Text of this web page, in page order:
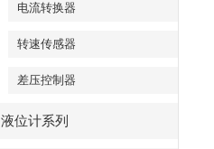
电流转换器
转速传感器
差压控制器
液位计系列